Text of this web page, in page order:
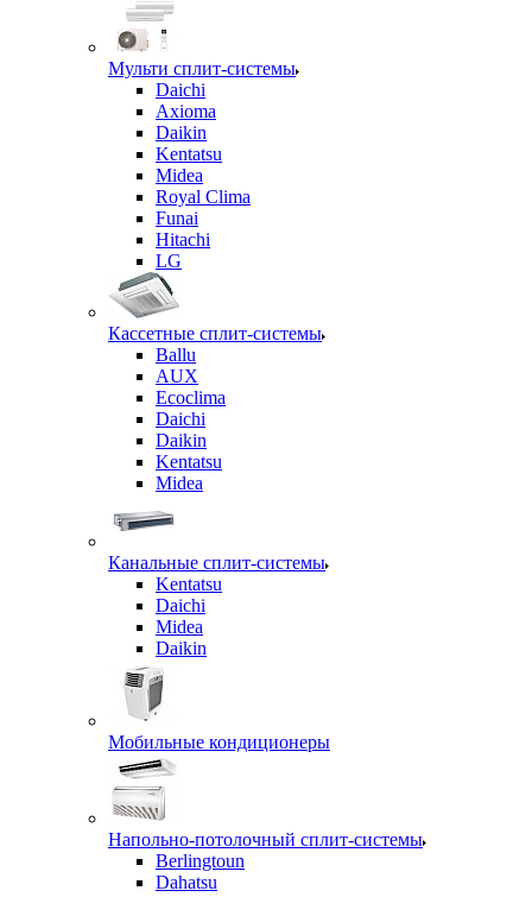
Мульти сплит-системы
Daichi
Axioma
Daikin
Kentatsu
Midea
Royal Clima
Funai
Hitachi
LG
Кассетные сплит-системы
Ballu
AUX
Ecoclima
Daichi
Daikin
Kentatsu
Midea
Канальные сплит-системы
Kentatsu
Daichi
Midea
Daikin
Мобильные кондиционеры
Напольно-потолочный сплит-системы
Berlingtoun
Dahatsu